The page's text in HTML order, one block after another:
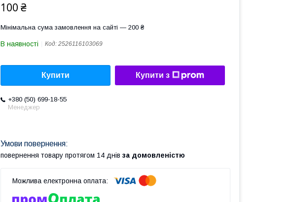
100 ₴
Мінімальна сума замовлення на сайті — 200 ₴
В наявності Код: 2526116103069
Купити Купити з
+380 (50) 699-18-55
Менеджер
повернення товару протягом 14 днів за домовленістю